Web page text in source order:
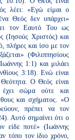
λέει:«Εγώ είμαι ο
Θεός δεν υπάρχει»
τον Εαυτό Του ως
(Ιησούς Χριστός) και
πλήρες και ίσο με τον
(Φιλιππησίους
1:1) και μιλάει
3:18). Ενώ είναι
Θεότητα.Ο Θεός είναι
έχει σώμα
ούτε και
καισχήματος. «Ο
πρέπει να τον
Αυτό σημαίνειότι ο
είδε ποτέ» (Ιωάννης
τόπο τονίδιο χρόνο,